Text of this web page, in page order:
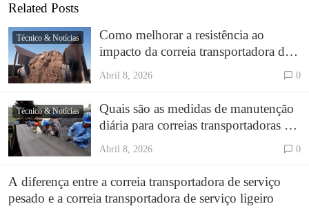
Related Posts
Técnico & Notícias
Como melhorar a resistência ao
impacto da correia transportadora de
EP
Abril 8, 2026 0
Técnico & Notícias
Quais são as medidas de manutenção
diária para correias transportadoras de
Abril 8, 2026 0
A diferença entre a correia transportadora de serviço
pesado e a correia transportadora de serviço ligeiro